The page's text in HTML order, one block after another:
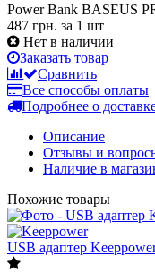
Power Bank BASEUS
487 грн. за 1 шт
Нет в наличии
Заказать товар
Сравнить
Все способы оплаты
Подробнее о
Описание
Отзывы и
Наличие в
Похожие товары
USB адаптер